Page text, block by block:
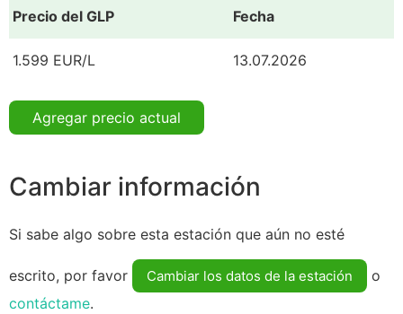
Precio del GLP Fecha
1.599 EUR/L 13.07.2026
Agregar precio actual
Cambiar información
Si sabe algo sobre esta estación que aún no esté
escrito, por favor Cambiar los datos de la estación
o
contáctame.